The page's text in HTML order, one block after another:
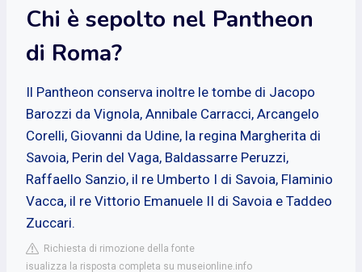
Chi è sepolto nel Pantheon
di Roma?
Il Pantheon conserva inoltre le tombe di Jacopo
Barozzi da Vignola, Annibale Carracci, Arcangelo
Corelli, Giovanni da Udine, la regina Margherita di
Savoia, Perin del Vaga, Baldassarre Peruzzi,
Raffaello Sanzio, il re Umberto I di Savoia, Flaminio
Vacca, il re Vittorio Emanuele II di Savoia e Taddeo
Zuccari.
Richiesta di rimozione della fonte
isualizza la risposta completa su museionline.info